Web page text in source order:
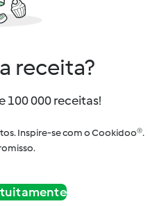
receita?
100 000 receitas!
Inspire-se com o Cookidoo®.